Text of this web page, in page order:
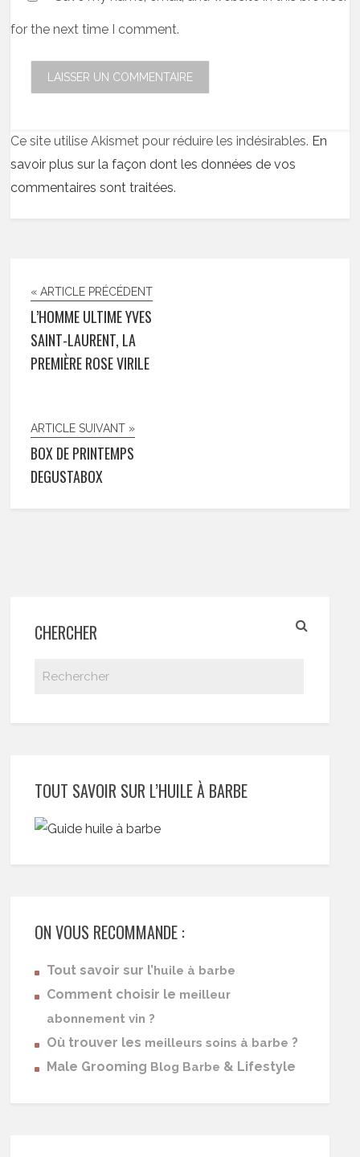
for the next time I comment.
Ce site utilise Akismet pour réduire les indésirables. En
savoir plus sur la façon dont les données de vos
commentaires sont traitées.
« ARTICLE PRÉCÉDENT
L’HOMME ULTIME YVES
SAINT-LAURENT, LA
PREMIÈRE ROSE VIRILE
ARTICLE SUIVANT »
BOX DE PRINTEMPS
DEGUSTABOX
CHERCHER
TOUT SAVOIR SUR L’HUILE À BARBE
ON VOUS RECOMMANDE :
Tout savoir sur l’huile à barbe
Comment choisir le meilleur
abonnement vin ?
Où trouver les meilleurs soins à barbe ?
Male Grooming Blog Barbe & Lifestyle